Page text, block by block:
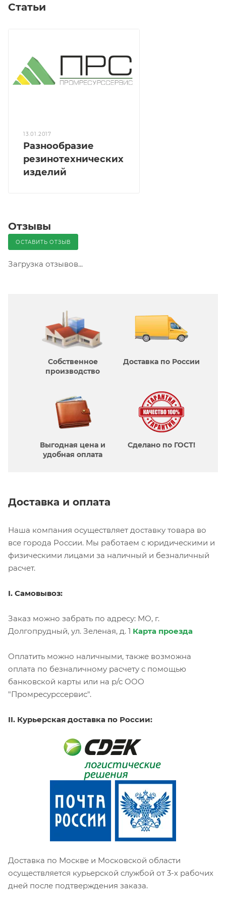
Статьи
13.01.2017
Разнообразие
резинотехнических
изделий
Отзывы
ОСТАВИТЬ ОТЗЫВ
Загрузка отзывов...
Собственное
производcтво
Доставка по России
Выгодная цена и
удобная оплата
Сделано по ГОСТ!
Доставка и оплата
Наша компания осуществляет доставку товара во
все города России. Мы работаем с юридическими и
физическими лицами за наличный и безналичный
расчет.
I. Самовывоз:
Заказ можно забрать по адресу: МО, г.
Долгопрудный, ул. Зеленая, д. 1 Карта проезда
Оплатить можно наличными, также возможна
оплата по безналичному расчету с помощью
банковской карты или на р/с ООО
"Промресурссервис".
II. Курьерская доставка по России:
Доставка по Москве и Московской области
осуществляется курьерской службой от 3-х рабочих
дней после подтверждения заказа.